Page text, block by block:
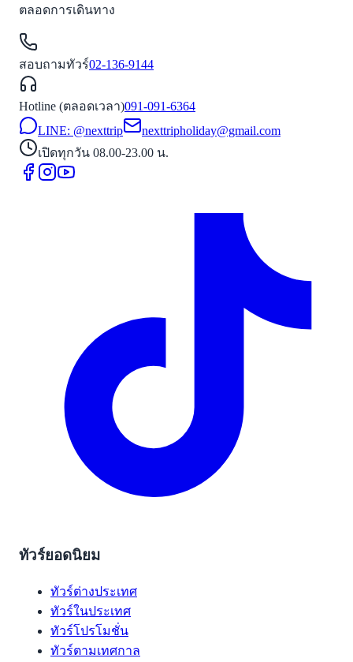
ตลอดการเดินทาง
สอบถามทัวร์02-136-9144
Hotline (ตลอดเวลา)091-091-6364
LINE: @nexttrip
nexttripholiday@gmail.com
เปิดทุกวัน 08.00-23.00 น.
ทัวร์ยอดนิยม
ทัวร์ต่างประเทศ
ทัวร์ในประเทศ
ทัวร์โปรโมชั่น
ทัวร์ตามเทศกาล